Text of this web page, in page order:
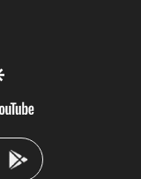
google
youtube-